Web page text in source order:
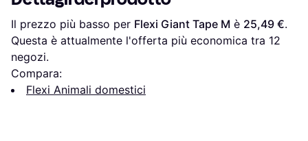
Il prezzo più basso per Flexi Giant Tape M è 25,49 €.
Questa è attualmente l'offerta più economica tra 12
negozi.
Compara:
Flexi Animali domestici